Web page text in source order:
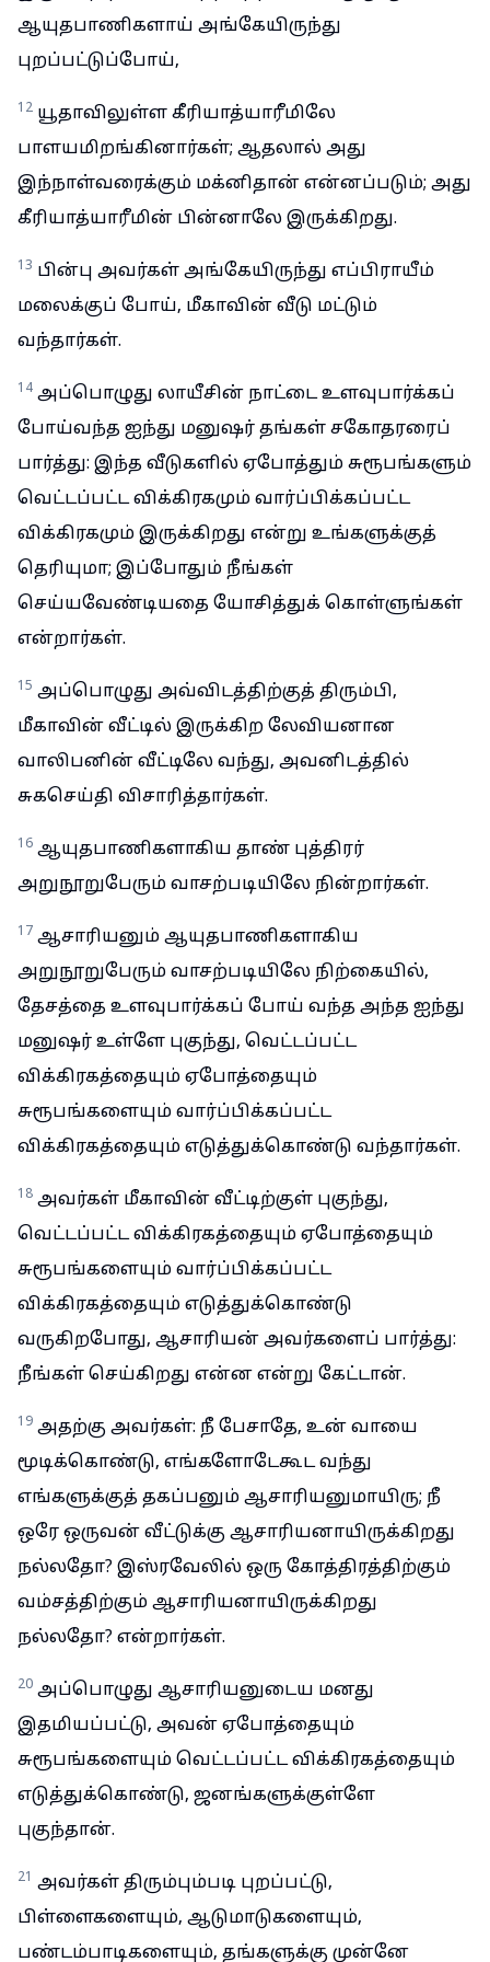
ஆயுதபாணிகளாய் அங்கேயிருந்து
புறப்பட்டுப்போய்,
12 யூதாவிலுள்ள கீரியாத்யாரீமிலே
பாளயமிறங்கினார்கள்; ஆதலால் அது
இந்நாள்வரைக்கும் மக்னிதான் என்னப்படும்; அது
கீரியாத்யாரீமின் பின்னாலே இருக்கிறது.
13 பின்பு அவர்கள் அங்கேயிருந்து எப்பிராயீம்
மலைக்குப் போய், மீகாவின் வீடு மட்டும்
வந்தார்கள்.
14 அப்பொழுது லாயீசின் நாட்டை உளவுபார்க்கப்
போய்வந்த ஐந்து மனுஷர் தங்கள் சகோதரரைப்
பார்த்து: இந்த வீடுகளில் ஏபோத்தும் சுரூபங்களும்
வெட்டப்பட்ட விக்கிரகமும் வார்ப்பிக்கப்பட்ட
விக்கிரகமும் இருக்கிறது என்று உங்களுக்குத்
தெரியுமா; இப்போதும் நீங்கள்
செய்யவேண்டியதை யோசித்துக் கொள்ளுங்கள்
என்றார்கள்.
15 அப்பொழுது அவ்விடத்திற்குத் திரும்பி,
மீகாவின் வீட்டில் இருக்கிற லேவியனான
வாலிபனின் வீட்டிலே வந்து, அவனிடத்தில்
சுகசெய்தி விசாரித்தார்கள்.
16 ஆயுதபாணிகளாகிய தாண் புத்திரர்
அறுநூறுபேரும் வாசற்படியிலே நின்றார்கள்.
17 ஆசாரியனும் ஆயுதபாணிகளாகிய
அறுநூறுபேரும் வாசற்படியிலே நிற்கையில்,
தேசத்தை உளவுபார்க்கப் போய் வந்த அந்த ஐந்து
மனுஷர் உள்ளே புகுந்து, வெட்டப்பட்ட
விக்கிரகத்தையும் ஏபோத்தையும்
சுரூபங்களையும் வார்ப்பிக்கப்பட்ட
விக்கிரகத்தையும் எடுத்துக்கொண்டு வந்தார்கள்.
18 அவர்கள் மீகாவின் வீட்டிற்குள் புகுந்து,
வெட்டப்பட்ட விக்கிரகத்தையும் ஏபோத்தையும்
சுரூபங்களையும் வார்ப்பிக்கப்பட்ட
விக்கிரகத்தையும் எடுத்துக்கொண்டு
வருகிறபோது, ஆசாரியன் அவர்களைப் பார்த்து:
நீங்கள் செய்கிறது என்ன என்று கேட்டான்.
19 அதற்கு அவர்கள்: நீ பேசாதே, உன் வாயை
மூடிக்கொண்டு, எங்களோடேகூட வந்து
எங்களுக்குத் தகப்பனும் ஆசாரியனுமாயிரு; நீ
ஒரே ஒருவன் வீட்டுக்கு ஆசாரியனாயிருக்கிறது
நல்லதோ? இஸ்ரவேலில் ஒரு கோத்திரத்திற்கும்
வம்சத்திற்கும் ஆசாரியனாயிருக்கிறது
நல்லதோ? என்றார்கள்.
20 அப்பொழுது ஆசாரியனுடைய மனது
இதமியப்பட்டு, அவன் ஏபோத்தையும்
சுரூபங்களையும் வெட்டப்பட்ட விக்கிரகத்தையும்
எடுத்துக்கொண்டு, ஜனங்களுக்குள்ளே
புகுந்தான்.
21 அவர்கள் திரும்பும்படி புறப்பட்டு,
பிள்ளைகளையும், ஆடுமாடுகளையும்,
பண்டம்பாடிகளையும், தங்களுக்கு முன்னே